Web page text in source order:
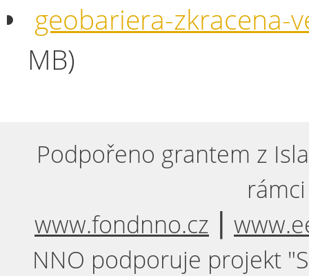
geobariera-zkracena-
MB)
Podpořeno grantem z
www.fondnno.cz
NNO podporuje projekt